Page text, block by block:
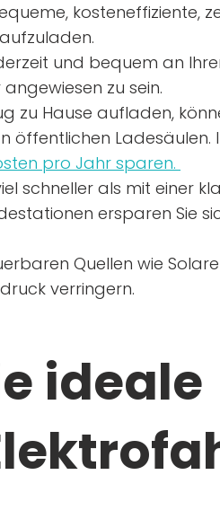
kosteneffiziente,
aufzuladen.
und bequem an
zu sein.
zu Hause aufladen,
öffentlichen Ladesäulen.
pro Jahr sparen.
schneller als mit einer
ersparen Sie
Quellen wie
verringern.
ideale